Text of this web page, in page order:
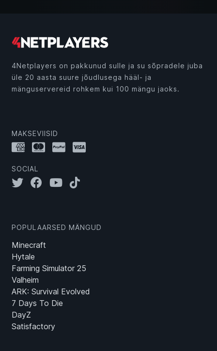
4Netplayers on pakkunud sulle ja su sõpradele juba
üle 20 aasta suure jõudlusega hääl- ja
mänguservereid rohkem kui 100 mängu jaoks.
MAKSEVIISID
SOCIAL
POPULAARSED MÄNGUD
Minecraft
Hytale
Farming Simulator 25
Valheim
ARK: Survival Evolved
7 Days To Die
DayZ
Satisfactory